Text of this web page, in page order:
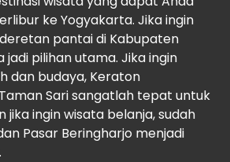
ke Yogyakarta. Jika ingin
pantai di Kabupaten
jadi pilihan utama. Jika ingin
dan budaya, Keraton
Sari sangatlah tepat untuk
jika ingin wisata belanja, sudah
Pasar Beringharjo menjadi